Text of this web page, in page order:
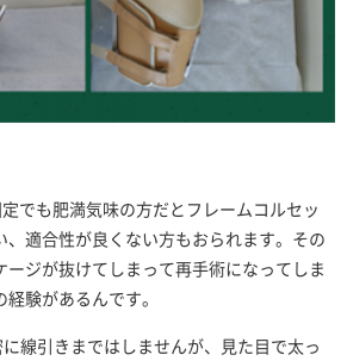
でも肥満気味の方だとフレームコルセッ
、適合性が良くない方もおられます。その
ジが抜けてしまって再手術になってしま
験があるんです。
線引きまではしませんが、見た目で太っ